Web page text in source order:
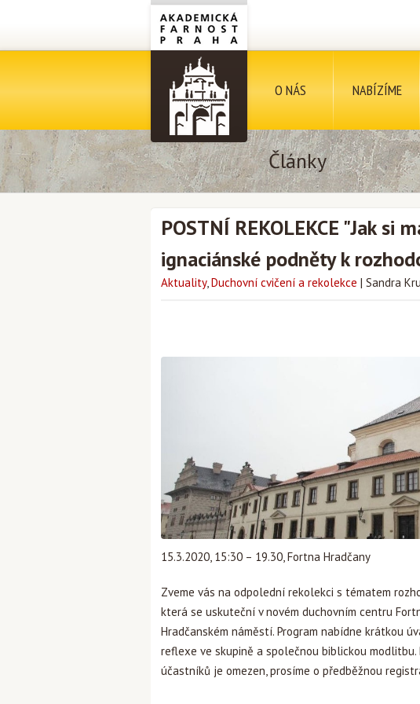
O NÁS NABÍZÍME
Články
POSTNÍ REKOLEKCE "Jak si
ignaciánské podněty k
Aktuality,Duchovní cvičení a rekolekce | Sandra
15.3.2020, 15:30 – 19.30, Fortna Hradčany
Zveme vás na odpolední rekolekci s tématem
která se uskuteční v novém duchovním centru
Hradčanském náměstí. Program nabídne krátkou
reflexe ve skupině a společnou biblickou
účastníků je omezen, prosíme o předběžnou